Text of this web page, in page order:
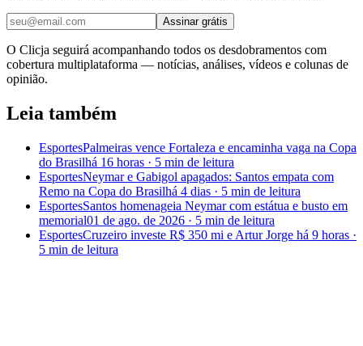
Assinar grátis
O Clicja seguirá acompanhando todos os desdobramentos com
cobertura multiplataforma — notícias, análises, vídeos e colunas de
opinião.
Leia também
EsportesPalmeiras vence Fortaleza e encaminha vaga na Copa
do Brasilhá 16 horas · 5 min de leitura
EsportesNeymar e Gabigol apagados: Santos empata com
Remo na Copa do Brasilhá 4 dias · 5 min de leitura
EsportesSantos homenageia Neymar com estátua e busto em
memorial01 de ago. de 2026 · 5 min de leitura
EsportesCruzeiro investe R$ 350 mi e Artur Jorge há 9 horas ·
5 min de leitura